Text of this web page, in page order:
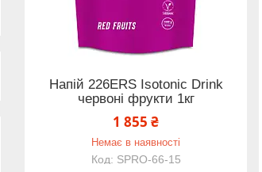
Напій 226ERS Isotonic Drink
червоні фрукти 1кг
1 855 ₴
Немає в наявності
SPRO-66-15